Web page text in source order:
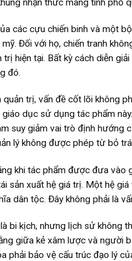
nhận thức mang tính phổ
các cựu chiến binh và một
mỹ. Đối với họ, chiến tranh
trị hiện tại. Bất kỳ cách diễn
đó.
trị, vấn đề cốt lõi không
giáo dục sử dụng tác phẩm
suy giảm vai trò định hướng
lý không được phép từ bỏ
khi tác phẩm được đưa vào
sản xuất hệ giá trị. Một hệ
dân tộc. Đây không phải là
bi kịch, nhưng lịch sử không
giữa kẻ xâm lược và người
phải bảo vệ cấu trúc đạo lý